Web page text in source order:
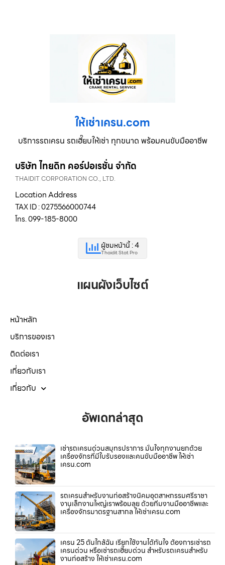
ให้เช่าเครน.com
บริการรถเครน รถเฮี๊ยบให้เช่า ทุกขนาด พร้อมคนขับมืออาชีพ
บริษัท ไทยดิท คอร์ปอเรชั่น จำกัด
THAIDIT CORPORATION CO., LTD.
Location Address
TAX ID : 0275566000744
โทร. 099-185-8000
ผู้ชมหน้านี้ : 4
Thaidit Stat Pro
แผนผังเว็บไซต์
หน้าหลัก
บริการของเรา
ติดต่อเรา
เกี่ยวกับเรา
เกี่ยวกับ
อัพเดทล่าสุด
เช่ารถเครนด่วนสมุทรปราการ มั่นใจทุกงานยกด้วย
เครื่องจักรที่มีใบรับรองและคนขับมืออาชีพ ให้เช่า
เครน.com
รถเครนสำหรับงานก่อสร้างนิคมอุตสาหกรรมศรีราชา
งานเล็กงานใหญ่เราพร้อมลุย ด้วยทีมงานมืออาชีพและ
เครื่องจักรมาตรฐานสากล ให้เช่าเครน.com
เครน 25 ตันใกล้ฉัน เรียกใช้งานได้ทันใจ ต้องการเช่ารถ
เครนด่วน หรือเช่ารถเฮี๊ยบด่วน สำหรับรถเครนสำหรับ
งานก่อสร้าง ให้เช่าเครน.com